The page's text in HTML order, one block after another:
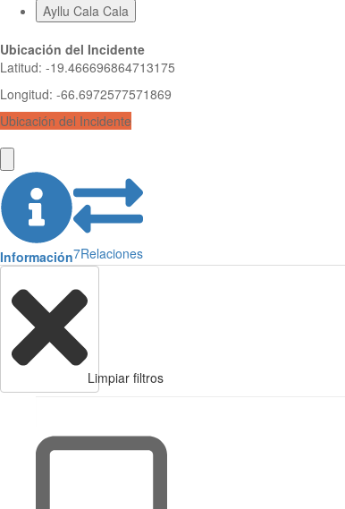
Ayllu Cala Cala
Ubicación del Incidente
Latitud: -19.466696864713175
Longitud: -66.6972577571869
Ubicación del Incidente
Información7Relaciones
Limpiar filtros